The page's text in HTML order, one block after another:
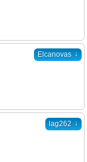
Elcanovas ↓
lag262 ↓